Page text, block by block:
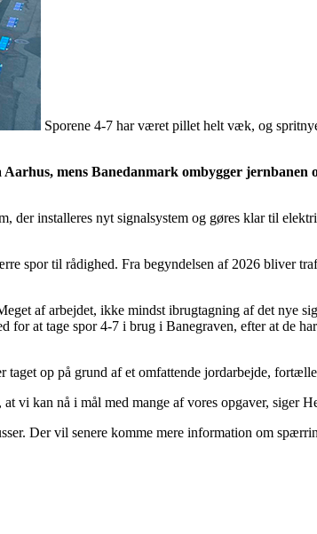
Sporene 4-7 har været pillet helt væk, og
mens Banedanmark ombygger
installeres nyt signalsystem og gøres klar til
spor til rådighed. Fra begyndelsen af 2026 bliver
af arbejdet, ikke mindst ibrugtagning af det nye
at tage spor 4-7 i brug i Banegraven, efter at de
taget op på grund af et omfattende jordarbejde,
vi kan nå i mål med mange af vores opgaver, siger
Der vil senere komme mere information om